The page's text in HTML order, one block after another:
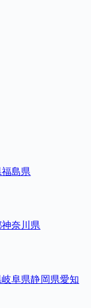
福島県
神奈川県
岐阜県静岡県愛知